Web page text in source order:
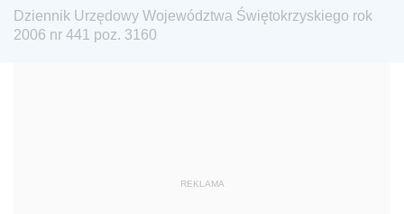
Dziennik Urzędowy Ministra Edukacji Narodowej
Dziennik Urzędowy Ministra Gospodarki Morskiej
Dziennik Urzędowy Ministra Kultury i Dziedzictwa
Dziennik Urzędowy Województwa Świętokrzyskiego rok
2006 nr 441 poz. 3160
REKLAMA